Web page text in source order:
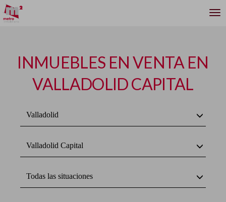
INMUEBLES EN VENTA EN
VALLADOLID CAPITAL
Valladolid
Valladolid Capital
Todas las situaciones